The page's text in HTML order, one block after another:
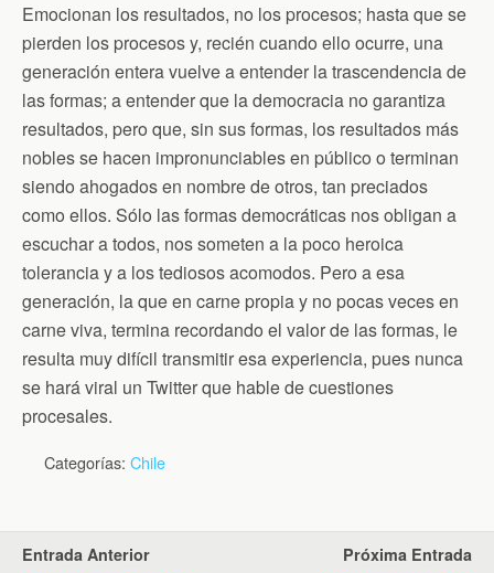
Emocionan los resultados, no los procesos; hasta que se
pierden los procesos y, recién cuando ello ocurre, una
generación entera vuelve a entender la trascendencia de
las formas; a entender que la democracia no garantiza
resultados, pero que, sin sus formas, los resultados más
nobles se hacen impronunciables en público o terminan
siendo ahogados en nombre de otros, tan preciados
como ellos. Sólo las formas democráticas nos obligan a
escuchar a todos, nos someten a la poco heroica
tolerancia y a los tediosos acomodos. Pero a esa
generación, la que en carne propia y no pocas veces en
carne viva, termina recordando el valor de las formas, le
resulta muy difícil transmitir esa experiencia, pues nunca
se hará viral un Twitter que hable de cuestiones
procesales.
Categorías: Chile
Entrada Anterior Próxima Entrada